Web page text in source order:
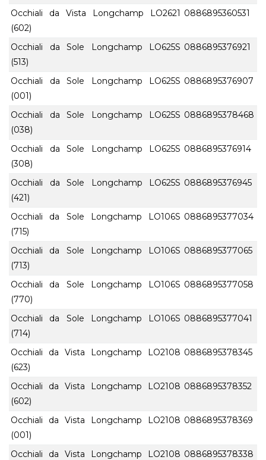
Occhiali da Vista Longchamp LO2621
(602)
0886895360531
Occhiali da Sole Longchamp LO625S
(513)
0886895376921
Occhiali da Sole Longchamp LO625S
(001)
0886895376907
Occhiali da Sole Longchamp LO625S
(038)
0886895378468
Occhiali da Sole Longchamp LO625S
(308)
0886895376914
Occhiali da Sole Longchamp LO625S
(421)
0886895376945
Occhiali da Sole Longchamp LO106S
(715)
0886895377034
Occhiali da Sole Longchamp LO106S
(713)
0886895377065
Occhiali da Sole Longchamp LO106S
(770)
0886895377058
Occhiali da Sole Longchamp LO106S
(714)
0886895377041
Occhiali da Vista Longchamp LO2108
(623)
0886895378345
Occhiali da Vista Longchamp LO2108
(602)
0886895378352
Occhiali da Vista Longchamp LO2108
(001)
0886895378369
Occhiali da Vista Longchamp LO2108 0886895378338